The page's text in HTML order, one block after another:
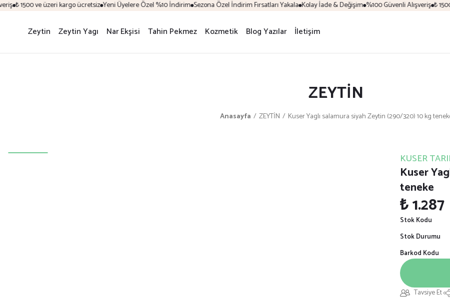
₺ 1500 ve üzeri kargo ücretsiz Yeni Üyelere Özel %10 İndirim Sezona Özel İndirim Fırsatları Yakala Kolay İade & Değişim %100 Güvenli Alışveriş ₺ 1500
Zeytin Zeytin Yagı Nar Ekşisi Tahin Pekmez Kozmetik Blog Yazılar İletişim
ZEYTİN
Anasayfa ZEYTİN Kuser Yaglı salamura siyah Zeytin (290/320) 10 kg
KUSER
Kuser
teneke
₺ 1.287
Stok Kodu
Stok Durumu
Barkod Kodu
Tavsiye Et